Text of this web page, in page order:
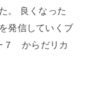
。 良くなった
発信していくブ
７ からだリカ